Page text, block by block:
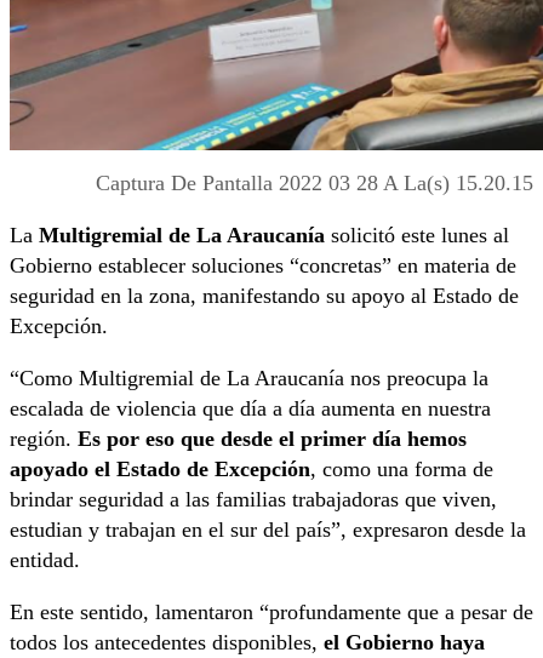
Captura De Pantalla 2022 03 28 A La(s) 15.20.15
La Multigremial de La Araucanía solicitó este lunes al
Gobierno establecer soluciones “concretas” en materia de
seguridad en la zona, manifestando su apoyo al Estado de
Excepción.
“Como Multigremial de La Araucanía nos preocupa la
escalada de violencia que día a día aumenta en nuestra
región. Es por eso que desde el primer día hemos
apoyado el Estado de Excepción, como una forma de
brindar seguridad a las familias trabajadoras que viven,
estudian y trabajan en el sur del país”, expresaron desde la
entidad.
En este sentido, lamentaron “profundamente que a pesar de
todos los antecedentes disponibles, el Gobierno haya